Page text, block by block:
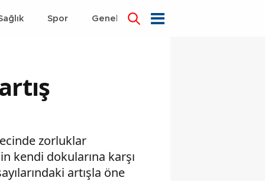
Spor Genel Dünya
zorluklar
kendi dokularına karşı
artışla öne